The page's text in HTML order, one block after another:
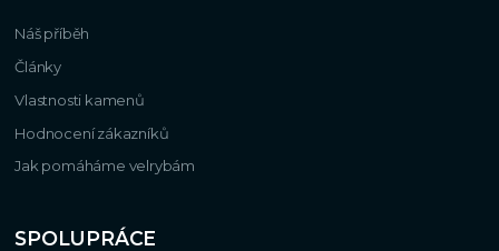
Náš příběh
Články
Vlastnosti kamenů
Hodnocení zákazníků
Jak pomáháme velrybám
SPOLUPRÁCE